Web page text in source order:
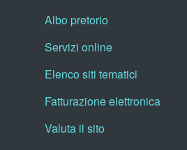
Albo pretorio
Servizi online
Elenco siti tematici
Fatturazione elettronica
Valuta il sito